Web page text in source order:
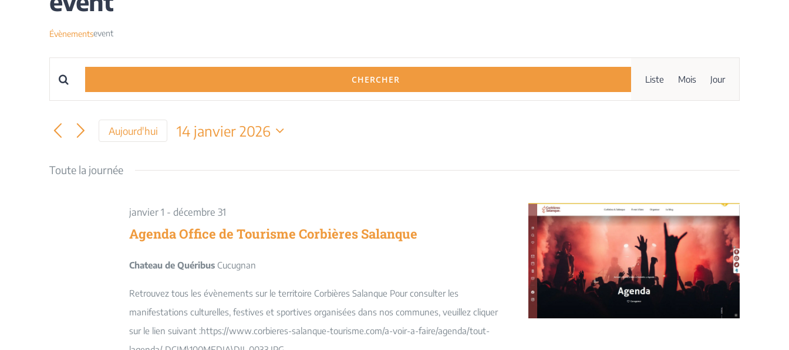
Évènementsevent
Recherche
et
navigation
de
Évènements
Saisir
Rechercher
par
CHERCHER
de
vues
Liste Mois Jour
Aujourd'hui
14 janvier 2026
date.
Toute la journée
janvier 1 - décembre 31
Agenda Office de Tourisme Corbières Salanque
Chateau de Quéribus Cucugnan
Retrouvez tous les évènements sur le territoire Corbières Salanque Pour consulter les
manifestations culturelles, festives et sportives organisées dans nos communes, veuillez cliquer
sur le lien suivant :https://www.corbieres-salanque-tourisme.com/a-voir-a-faire/agenda/tout-